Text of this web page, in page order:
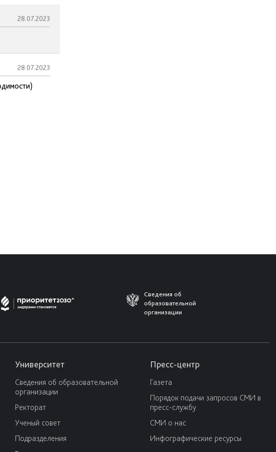
28.07.2023
28.07.2023
Сведения об
образовательной
организации
Университет
Сведения об образовательной
организации
Ректорат
Ученый совет
Подразделения
Пресс-центр
Газета
Порядок подачи запросов СМИ в
пресс-службу
СМИ о нас
Инфографические ресурсы